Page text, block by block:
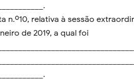
n.º10, relativa à sessão
de 2019, a qual foi